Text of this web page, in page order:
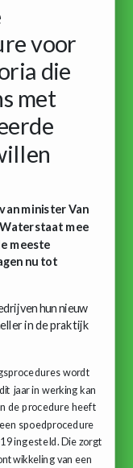
voor
die
met
minister Van
mee
meeste
nu tot
hun nieuw
in de praktijk
wordt
jaar in werking kan
de procedure heeft
spoedprocedure
ingesteld. Die zorgt
van een